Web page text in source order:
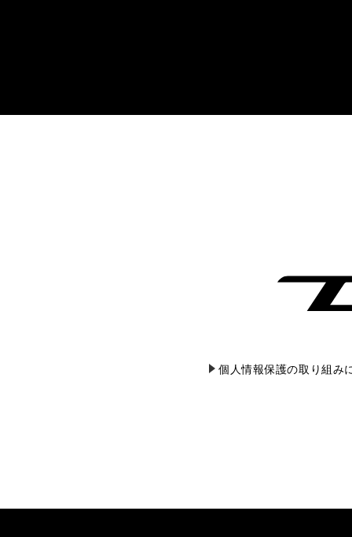
個人情報保護の取り組み